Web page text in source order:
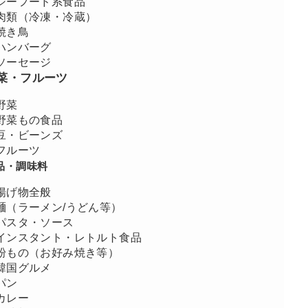
類（冷凍・冷蔵）
き鳥
ンバーグ
ーセージ
・フルーツ
菜
菜もの食品
・ビーンズ
ルーツ
・調味料
げ物全般
（ラーメン/うどん等）
スタ・ソース
ンスタント・レトルト食品
もの（お好み焼き等）
国グルメ
ン
レー